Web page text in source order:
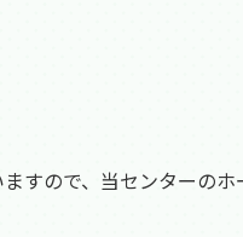
すので、当センターの